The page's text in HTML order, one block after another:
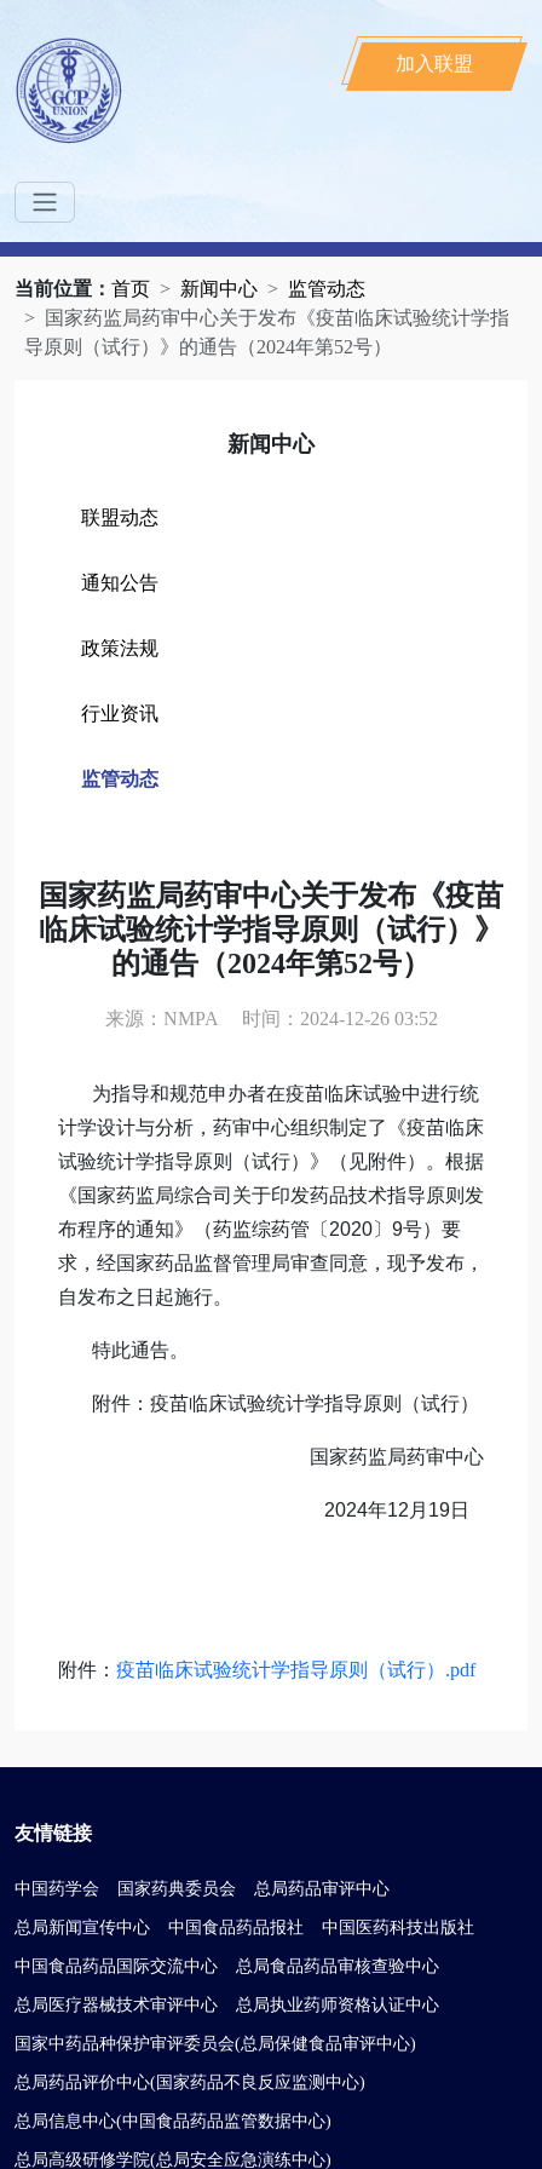
加入联盟
当前位置： 首页 新闻中心
监管动态
国家药监局药审中心关于发布《疫苗临床试验统计学指
导原则（试行）》的通告（2024年第52号）
新闻中心
联盟动态
通知公告
政策法规
行业资讯
监管动态
国家药监局药审中心关于发布《疫苗
临床试验统计学指导原则（试行）》
的通告（2024年第52号）
来源：NMPA 时间：2024-12-26 03:52
为指导和规范申办者在疫苗临床试验中进行统
计学设计与分析，药审中心组织制定了《疫苗临床
试验统计学指导原则（试行）》（见附件）。根据
《国家药监局综合司关于印发药品技术指导原则发
布程序的通知》（药监综药管〔2020〕9号）要
求，经国家药品监督管理局审查同意，现予发布，
自发布之日起施行。
特此通告。
附件：疫苗临床试验统计学指导原则（试行）
国家药监局药审中心
2024年12月19日
附件： 疫苗临床试验统计学指导原则（试行）.pdf
友情链接
中国药学会 国家药典委员会 总局药品审评中心
总局新闻宣传中心 中国食品药品报社 中国医药科技出版社
中国食品药品国际交流中心 总局食品药品审核查验中心
总局医疗器械技术审评中心 总局执业药师资格认证中心
国家中药品种保护审评委员会(总局保健食品审评中心)
总局药品评价中心(国家药品不良反应监测中心)
总局信息中心(中国食品药品监管数据中心)
总局高级研修学院(总局安全应急演练中心)